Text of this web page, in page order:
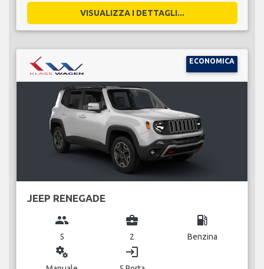
VISUALIZZA I DETTAGLI...
ECONOMICA
JEEP RENEGADE
group
5
business_center
2
local_gas_station
Benzina
miscellaneous_services login